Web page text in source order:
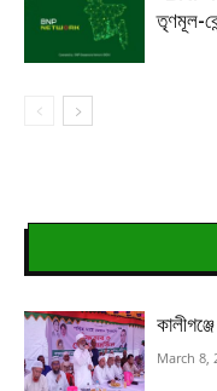
তৃণমূল-
March 8,